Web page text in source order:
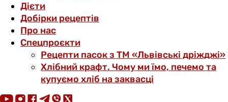
Дієти
Добірки рецептів
Про нас
Спецпроєкти
Рецепти пасок з ТМ «Львівські дріжджі»
Хлібний крафт. Чому ми їмо, печемо та
купуємо хліб на заквасці